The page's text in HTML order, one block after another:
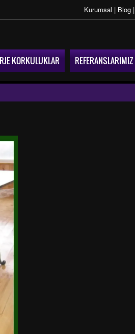
Kurumsal | Blog |
KORKULUKLAR REFERANSLARIMIZ